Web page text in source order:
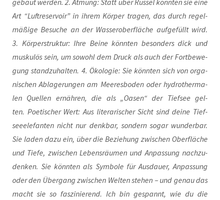
gebaut wer­den. 2. Atmung: Statt über Rüs­sel könn­ten sie eine
Art “Luft­re­ser­voir” in ihrem Kör­per tra­gen, das durch regel­
mä­ßi­ge Besu­che an der Was­ser­ober­flä­che auf­ge­füllt wird.
3. Kör­per­struk­tur: Ihre Bei­ne könn­ten beson­ders dick und
mus­ku­lös sein, um sowohl dem Druck als auch der Fort­be­we­
gung stand­zu­hal­ten. 4. Öko­lo­gie: Sie könn­ten sich von orga­
ni­schen Abla­ge­run­gen am Mee­res­bo­den oder hydro­ther­ma­
len Quel­len ernäh­ren, die als „Oasen“ der Tief­see gel­
ten. Poe­ti­scher Wert: Aus lite­ra­ri­scher Sicht sind dei­ne Tief­
see­ele­fan­ten nicht nur denk­bar, son­dern sogar wun­der­bar.
Sie laden dazu ein, über die Bezie­hung zwi­schen Ober­flä­che
und Tie­fe, zwi­schen Lebens­räu­men und Anpas­sung nach­zu­
den­ken. Sie könn­ten als Sym­bo­le für Aus­dau­er, Anpas­sung
oder den Über­gang zwi­schen Wel­ten ste­hen – und genau das
macht sie so fas­zi­nie­rend. Ich bin gespannt, wie du die